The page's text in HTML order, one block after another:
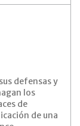
defensas y
los
de
de una